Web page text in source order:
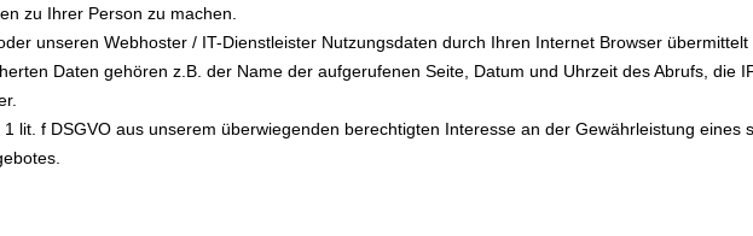
zu Ihrer Person zu machen.
unseren Webhoster / IT-Dienstleister Nutzungsdaten durch Ihren Internet Browser
Daten gehören z.B. der Name der aufgerufenen Seite, Datum und Uhrzeit des Abrufs, die
lit. f DSGVO aus unserem überwiegenden berechtigten Interesse an der Gewährleistung eines